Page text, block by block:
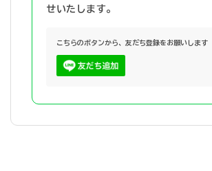
せいたします。
こちらのボタンから、友だち登録をお願いします